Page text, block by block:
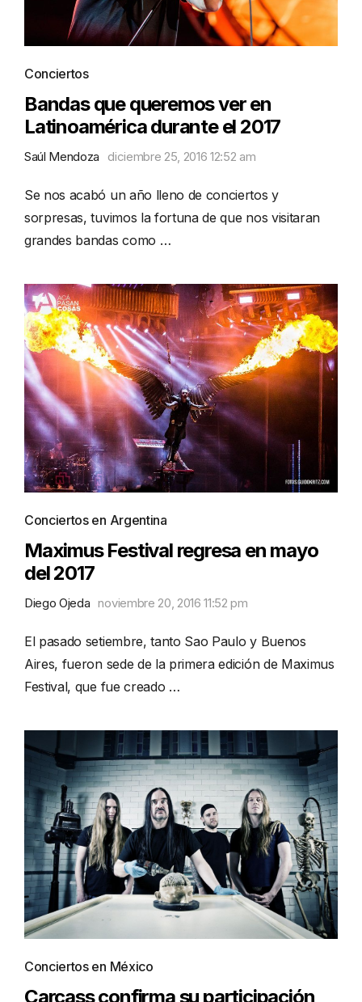
Conciertos
Bandas que queremos ver en
Latinoamérica durante el 2017
Saúl Mendoza diciembre 25, 2016 12:52 am
Se nos acabó un año lleno de conciertos y
sorpresas, tuvimos la fortuna de que nos visitaran
grandes bandas como …
Conciertos en Argentina
Maximus Festival regresa en mayo
del 2017
Diego Ojeda noviembre 20, 2016 11:52 pm
El pasado setiembre, tanto Sao Paulo y Buenos
Aires, fueron sede de la primera edición de Maximus
Festival, que fue creado …
Conciertos en México
Carcass confirma su participación